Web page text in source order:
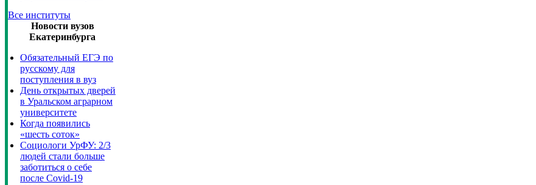
Все институты
Новости вузов
Екатеринбурга
Обязательный ЕГЭ по
русскому для
поступления в вуз
День открытых дверей
в Уральском аграрном
университете
Когда появились
«шесть соток»
Социологи УрФУ: 2/3
людей стали больше
заботиться о себе
после Covid-19